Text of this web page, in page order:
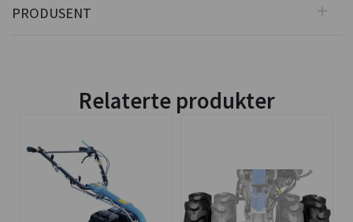
PRODUSENT
Relaterte produkter